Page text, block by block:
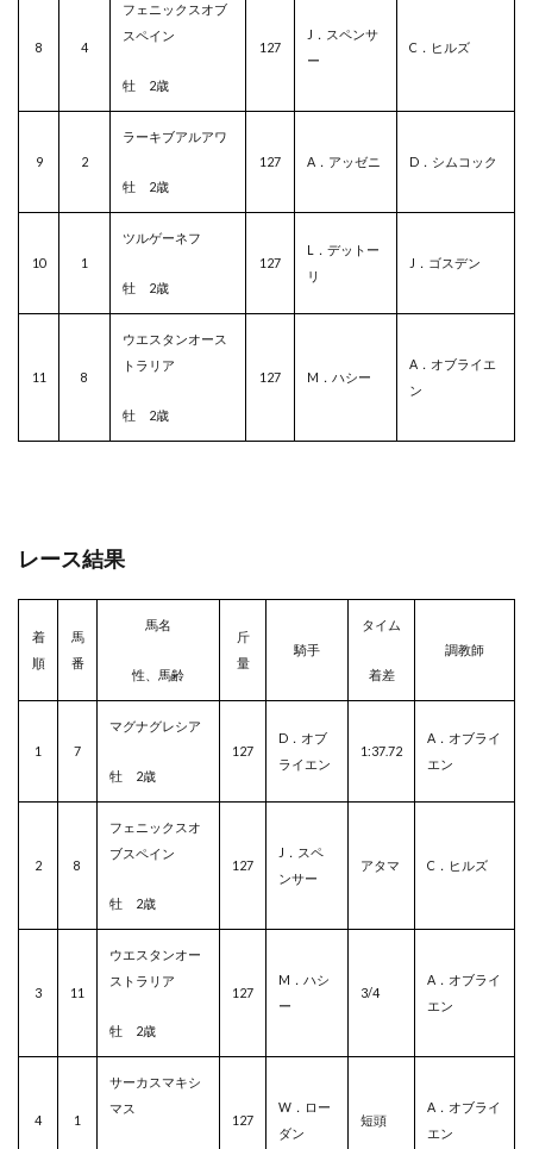
8 4
フェニックスオブ
スペイン
牡 2歳
127
J．スペンサ
ー
C．ヒルズ
9 2
ラーキブアルアワ
牡 2歳
127 A．アッゼニ D．シムコック
10 1
ツルゲーネフ
牡 2歳
127
L．デットー
リ
J．ゴスデン
11 8
ウエスタンオース
トラリア
牡 2歳
127 M．ハシー
A．オブライエ
ン
レース結果
着
順
馬
番
馬名
性、馬齢
斤
量
騎手
タイム
着差
調教師
1 7
マグナグレシア
牡 2歳
127
D．オブ
ライエン
1:37.72
A．オブライ
エン
2 8
フェニックスオ
ブスペイン
牡 2歳
127
J．スペ
ンサー
アタマ C．ヒルズ
3 11
ウエスタンオー
ストラリア
牡 2歳
127
M．ハシ
ー
3/4
A．オブライ
エン
4 1
サーカスマキシ
マス
127
W．ロー
ダン
短頭
A．オブライ
エン